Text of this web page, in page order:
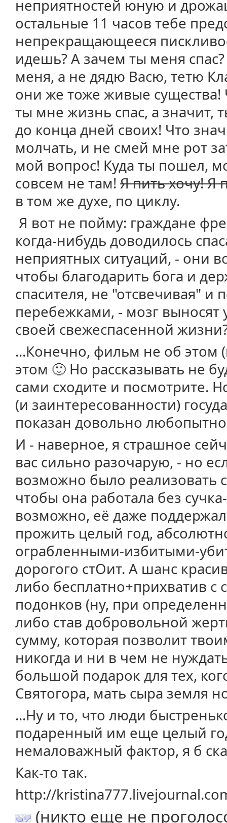
неприятностей юную и
остальные 11 часов тебе
непрекращающееся
идешь? А зачем ты меня
меня, а не дядю Васю, тетю
они же тоже живые существа!
ты мне жизнь спас, а значит,
до конца дней своих! Что
молчать, и не смей мне рот
мой вопрос! Куда ты пошел,
совсем не там! Я пить хочу! Я
в том же духе, по циклу.
Я вот не пойму: граждане
когда-нибудь доводилось
неприятных ситуаций, - они
чтобы благодарить бога и
спасителя, не "отсвечивая" и
перебежками, - мозг выносят
своей свежеспасенной
...Конечно, фильм не об этом
этом 🙂 Но рассказывать не
сами сходите и посмотрите.
(и заинтересованности)
показан довольно
И - наверное, я страшное
вас сильно разочарую, - но
возможно было реализовать
чтобы она работала без
возможно, её даже
прожить целый год,
ограбленными-избитыми-
дорогого стОит. А шанс
либо бесплатно+прихватив с
подонков (ну, при
либо став добровольной
сумму, которая позволит
никогда и ни в чем не
большой подарок для тех,
Святогора, мать сыра земля
...Ну и то, что люди
подаренный им еще целый
немаловажный фактор, я б
Как-то так.
http://
(никто еще не